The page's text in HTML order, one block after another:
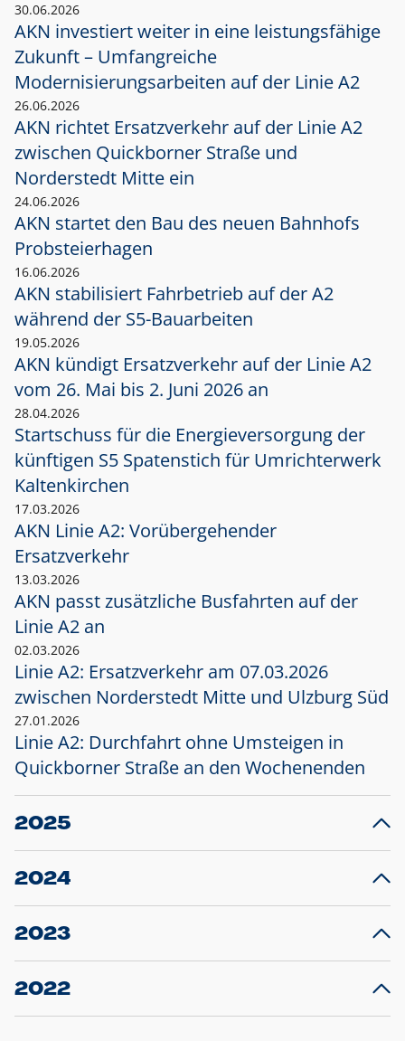
30.06.2026
AKN investiert weiter in eine leistungsfähige
Zukunft – Umfangreiche
Modernisierungsarbeiten auf der Linie A2
26.06.2026
AKN richtet Ersatzverkehr auf der Linie A2
zwischen Quickborner Straße und
Norderstedt Mitte ein
24.06.2026
AKN startet den Bau des neuen Bahnhofs
Probsteierhagen
16.06.2026
AKN stabilisiert Fahrbetrieb auf der A2
während der S5-Bauarbeiten
19.05.2026
AKN kündigt Ersatzverkehr auf der Linie A2
vom 26. Mai bis 2. Juni 2026 an
28.04.2026
Startschuss für die Energieversorgung der
künftigen S5 Spatenstich für Umrichterwerk
Kaltenkirchen
17.03.2026
AKN Linie A2: Vorübergehender
Ersatzverkehr
13.03.2026
AKN passt zusätzliche Busfahrten auf der
Linie A2 an
02.03.2026
Linie A2: Ersatzverkehr am 07.03.2026
zwischen Norderstedt Mitte und Ulzburg Süd
27.01.2026
Linie A2: Durchfahrt ohne Umsteigen in
Quickborner Straße an den Wochenenden
2025
23.12.2025
Projekt S5: Start der Bauarbeiten am
2024
10.12.2024
Großprojekt S5: Sperrung der Bahnstraße in
2023
20.12.2023
Schleswig-Holstein verlängert den
2022
22.12.2022